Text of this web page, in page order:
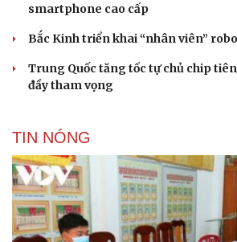
smartphone cao cấp
Bắc Kinh triển khai “nhân viên”
Trung Quốc tăng tốc tự chủ chip
đầy tham vọng
TIN NÓNG